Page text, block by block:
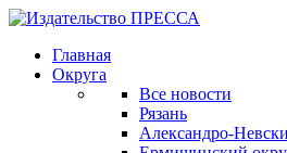
Главная
Округа
Все новости
Рязань
Александро-